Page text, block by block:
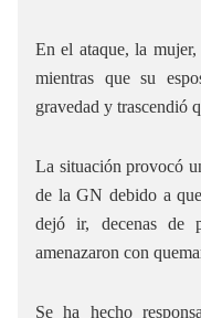
En el ataque, la
mientras que su
gravedad y trascendió
La situación provocó
de la GN debido a
dejó ir, decenas de
amenazaron con
Se ha hecho